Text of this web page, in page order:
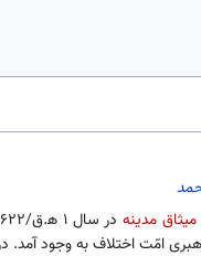
میثاق مدینه در سال ۱ ه‍.ق/۶۲۲ م، با ایجاد یک